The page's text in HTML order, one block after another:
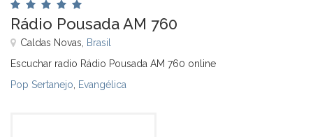
Rádio Pousada AM 760
Caldas Novas, Brasil
Escuchar radio Rádio Pousada AM 760 online
Pop Sertanejo Evangélica